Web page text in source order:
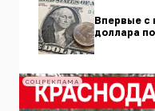
Впервые с
доллара
СОЦРЕКЛАМА